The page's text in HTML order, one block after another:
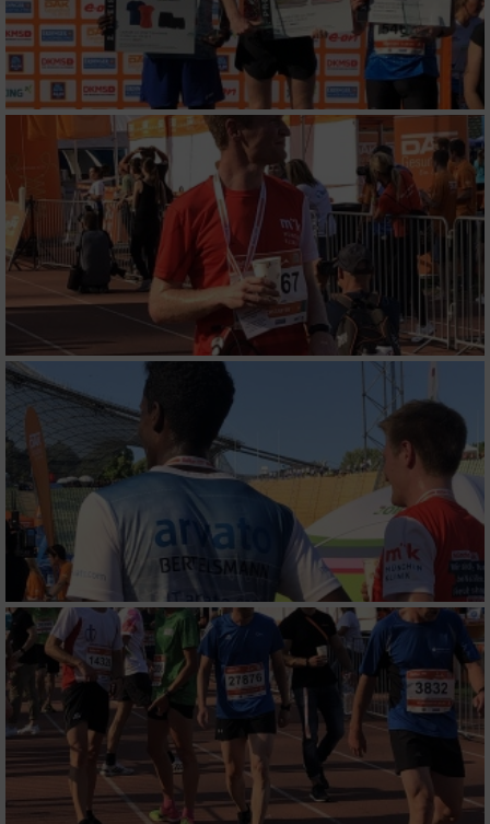
Partnerliste anzeigen (1 IAB-Anbieter)
Wir nutzen Ihre Daten für folgende Zwecke:
IAB-Verarbeitungszwecke:
Speichern von oder Zugriff auf Informationen
auf einem Endgerät
Verwendung reduzierter Daten zur Auswahl
von Werbeanzeigen
Erstellung von Profilen für personalisierte
Werbung
Verwendung von Profilen zur Auswahl
personalisierter Werbung
Erstellung von Profilen zur Personalisierung
von Inhalten
Verwendung von Profilen zur Auswahl
personalisierter Inhalte
Messung der Werbeleistung
Messung der Performance von Inhalten
Analyse von Zielgruppen durch Statistiken
oder Kombinationen von Daten aus
verschiedenen Quellen
Entwicklung und Verbesserung der Angebote
Verwendung reduzierter Daten zur Auswahl